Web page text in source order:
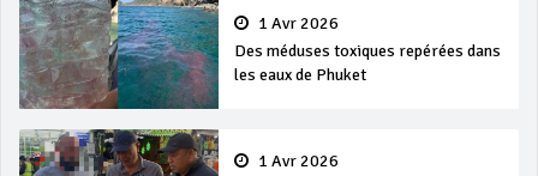
1 Avr 2026
Des méduses toxiques repérées dans
les eaux de Phuket
1 Avr 2026